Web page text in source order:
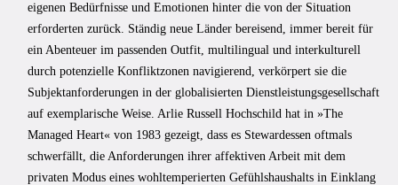
eigenen Bedürfnisse und Emotionen hinter die von der Situation
erforderten zurück. Ständig neue Länder bereisend, immer bereit für
ein Abenteuer im passenden Outfit, multilingual und interkulturell
durch potenzielle Konfliktzonen navigierend, verkörpert sie die
Subjektanforderungen in der globalisierten Dienstleistungsgesellschaft
auf exemplarische Weise. Arlie Russell Hochschild hat in »The
Managed Heart« von 1983 gezeigt, dass es Stewardessen oftmals
schwerfällt, die Anforderungen ihrer affektiven Arbeit mit dem
privaten Modus eines wohltemperierten Gefühlshaushalts in Einklang